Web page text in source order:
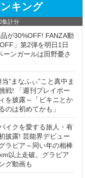
キング
集計分
が30%OFF! FANZA動
」第2弾を明日1日
ンガールは田野憂さ
“まなふぃ”こと真中ま
戦! 「週刊プレイボー
を披露～「ビキニとか
のは初めてかも」
イクを愛する旅人・有
披露! 芸能界デビュー
ラビア～同い年の相棒
以上走破。グラビア
グ動画も